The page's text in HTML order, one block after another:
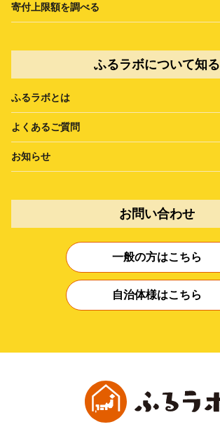
寄付上限額を調べる
ふるラボについて知る
ふるラボとは
よくあるご質問
お知らせ
お問い合わせ
一般の方はこちら
自治体様はこちら